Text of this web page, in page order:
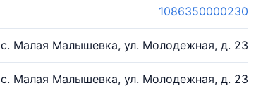
1086350000230
с. Малая Малышевка, ул. Молодежная, д. 23
с. Малая Малышевка, ул. Молодежная, д. 23